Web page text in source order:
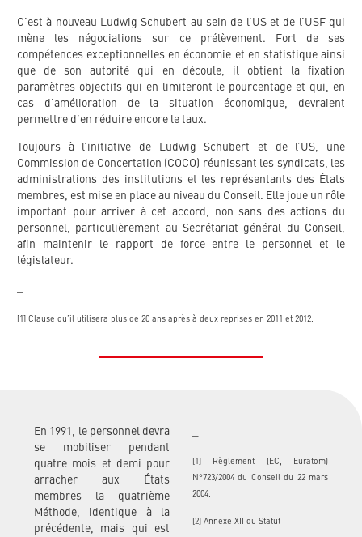
C’est à nouveau Ludwig Schubert au sein de l’US et de l’USF qui
mène les négociations sur ce prélèvement. Fort de ses
compétences exceptionnelles en économie et en statistique ainsi
que de son autorité qui en découle, il obtient la fixation
paramètres objectifs qui en limiteront le pourcentage et qui, en
cas d’amélioration de la situation économique, devraient
permettre d’en réduire encore le taux.
Toujours à l’initiative de Ludwig Schubert et de l’US, une
Commission de Concertation (COCO) réunissant les syndicats, les
administrations des institutions et les représentants des États
membres, est mise en place au niveau du Conseil. Elle joue un rôle
important pour arriver à cet accord, non sans des actions du
personnel, particulièrement au Secrétariat général du Conseil,
afin maintenir le rapport de force entre le personnel et le
législateur.
[1] Clause qu’il utilisera plus de 20 ans après à deux reprises en 2011 et 2012.
En 1991, le personnel devra
se mobiliser pendant
quatre mois et demi pour
arracher aux États
membres la quatrième
Méthode, identique à la
précédente, mais qui est
[1] Règlement (EC, Euratom)
N°723/2004 du Conseil du 22 mars
2004.
[2] Annexe XII du Statut